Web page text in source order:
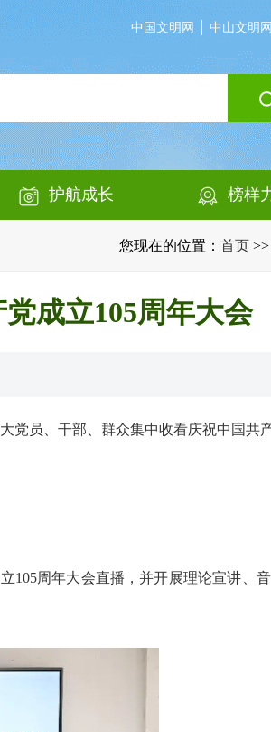
中国文明网 中山文明网
护航成长 榜样
您现在的位置： 首页 >>
成立105周年大会
党员、干部、群众集中收看庆祝中国共
105周年大会直播，并开展理论宣讲、